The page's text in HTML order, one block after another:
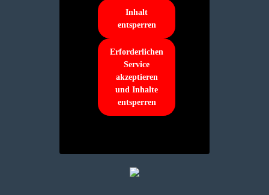
Inhalt
entsperren
Erforderlichen
Service
akzeptieren
und Inhalte
entsperren